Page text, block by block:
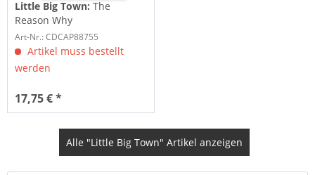
Little Big Town:The
Reason Why
Art-Nr.: CDCAP88755
Artikel muss bestellt
werden
17,75 € *
Alle "Little Big Town" Artikel anzeigen